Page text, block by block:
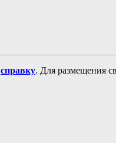
справку. Для размещения